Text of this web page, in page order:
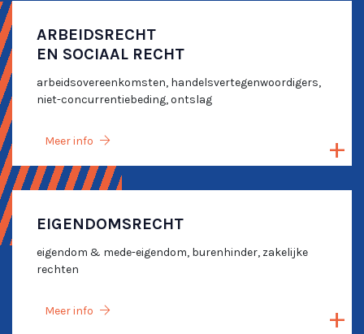
ARBEIDSRECHT
EN SOCIAAL RECHT
arbeidsovereenkomsten, handelsvertegenwoordigers,
niet-concurrentiebeding, ontslag
Meer info
EIGENDOMSRECHT
eigendom & mede-eigendom, burenhinder, zakelijke
rechten
Meer info